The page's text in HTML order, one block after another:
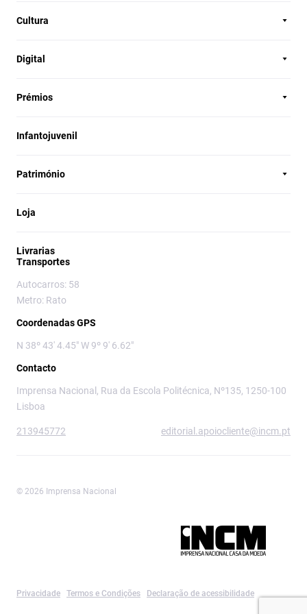
Cultura
Digital
Prémios
Infantojuvenil
Património
Loja
Livrarias
Transportes
Autocarros: 58
Metro: Rato
Coordenadas GPS
N 38º 43' 4.45" W 9º 9' 6.62"
Contacto
Imprensa Nacional, Rua da Escola Politécnica, Nº135, 1250-100
Lisboa
213945772 editorial.apoiocliente@incm.pt
© 2026 Imprensa Nacional
Privacidade Termos e Condições Declaração de acessibilidade